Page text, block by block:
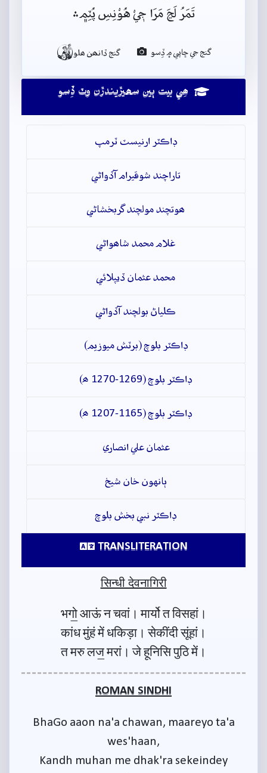
تَمَرُ لَڃَ مَرَا جٖيْ هُوْنِسِ پُٽِم﮼﮶
گنج جي ڇاپي ۾ ڏِسو گنج ڏانھن ھلو
ھِي بيت ٻين سھيڙيندڙن وٽ ڏِسو
ڊاڪٽر ارنيسٽ ٽرمپ
تاراچند شوقيرام آڏواڻي
ھوتچند مولچند گربخشاڻي
غلام محمد شاھواڻي
محمد عثمان ڏيپلائي
ڪلياڻ بولچند آڏواڻي
ڊاڪٽر بلوچ (برٽش ميوزيم)
ڊاڪٽر بلوچ (1269-1270 ھ)
ڊاڪٽر بلوچ (1165-1207 ھ)
عثمان علي انصاري
ٻانهون خان شيخ
ڊاڪٽر نبي بخش بلوچ
TRANSLITERATION
सिन्धी देवनागिरी
भगो॒ आऊं न चवां। मार्यो त विसहां।
कांध मुंहं में धकिड़ा। सेकींदी सूंहां।
त मरु लज॒ मरां। जे हूनिसि पुठि में।
ROMAN SINDHI
BhaGo aaon na'a chawan, maareyo ta'a
wes'haan,
Kandh muhan me dhak'ra sekeindey